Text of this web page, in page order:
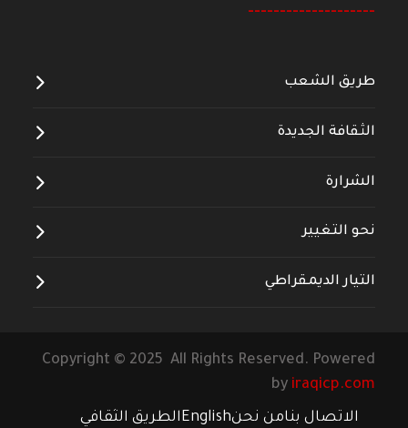
--------------------
طريق الشعب
الثقافة الجديدة
الشرارة
نحو التغيير
التيار الديمقراطي
Copyright © 2025 All Rights Reserved. Powered
by iraqicp.com
الاتصال بنامن نحنEnglishالطريق الثقافي